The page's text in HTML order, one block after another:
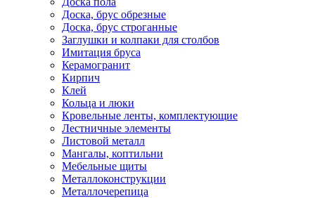
Доска, брус обрезные
Доска, брус строганные
Заглушки и колпаки для столбов
Имитация бруса
Керамогранит
Кирпич
Клей
Кольца и люки
Кровельные ленты, комплектующие
Лестничные элементы
Листовой металл
Мангалы, коптильни
Мебельные щиты
Металлоконструкции
Металлочерепица